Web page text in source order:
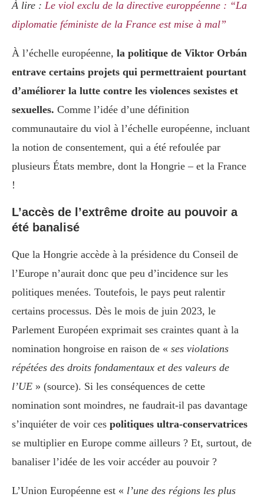
À lire : Le viol exclu de la directive europpéenne : “La
diplomatie féministe de la France est mise à mal”
À l’échelle européenne, la politique de Viktor Orbán
entrave certains projets qui permettraient pourtant
d’améliorer la lutte contre les violences sexistes et
sexuelles. Comme l’idée d’une définition
communautaire du viol à l’échelle européenne, incluant
la notion de consentement, qui a été refoulée par
plusieurs États membre, dont la Hongrie – et la France
!
L’accès de l’extrême droite au pouvoir a
été banalisé
Que la Hongrie accède à la présidence du Conseil de
l’Europe n’aurait donc que peu d’incidence sur les
politiques menées. Toutefois, le pays peut ralentir
certains processus. Dès le mois de juin 2023, le
Parlement Européen exprimait ses craintes quant à la
nomination hongroise en raison de « ses violations
répétées des droits fondamentaux et des valeurs de
l’UE » (source). Si les conséquences de cette
nomination sont moindres, ne faudrait-il pas davantage
s’inquiéter de voir ces politiques ultra-conservatrices
se multiplier en Europe comme ailleurs ? Et, surtout, de
banaliser l’idée de les voir accéder au pouvoir ?
L’Union Européenne est « l’une des régions les plus